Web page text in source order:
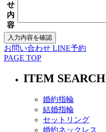
せ
内
容
お問い合わせ LINE予約
PAGE TOP
ITEM SEARCH
婚約指輪
結婚指輪
セットリング
婚約ネックレス